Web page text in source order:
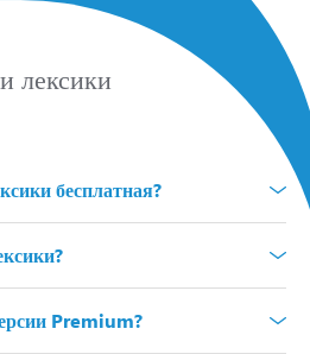
лексики
бесплатная?
Premium?